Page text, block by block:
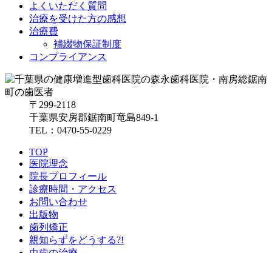
よくいただく質問
治療を受けた方の感想
治療費
補綴物保証制度
コンプライアンス
〒299-2118
千葉県安房郡鋸南町竜島849-1
TEL：0470-55-0229
TOP
医院理念
院長プロフィール
診療時間・アクセス
お問い合わせ
出版物
歯列矯正
親知らずをどうする?!